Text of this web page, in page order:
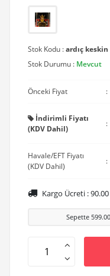
Stok Kodu :ardıç keskin
Stok Durumu : Mevcut
Önceki Fiyat :
İndirimli Fiyatı
(KDV Dahil)
:
Havale/EFT Fiyatı
(KDV Dahil)
:
Kargo Ücreti :90.00
Sepette 599.00